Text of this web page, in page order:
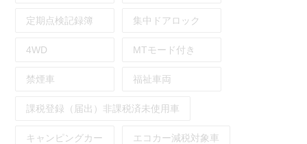
定期点検記録簿 集中ドアロック
4WD MTモード付き
禁煙車 福祉車両
課税登録（届出）非課税済未使用車
キャンピングカー エコカー減税対象車